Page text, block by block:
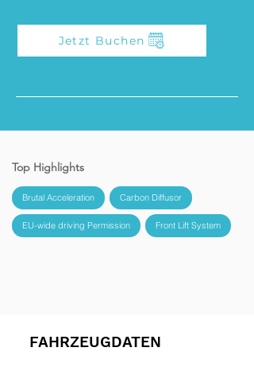
Jetzt Buchen
Top Highlights
Brutal Acceleration Carbon Diffusor
EU-wide driving Permission Front Lift System
FAHRZEUGDATEN